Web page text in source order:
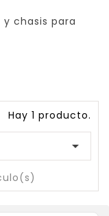
chasis para
Hay 1 producto.
